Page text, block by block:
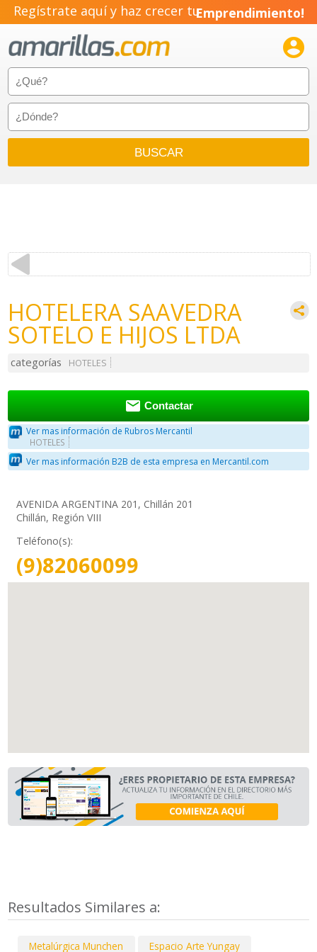
Regístrate aquí y haz crecer tuEmprendimiento!

HOTELERA SAAVEDRA
SOTELO E HIJOS LTDA
categorías HOTELES
 Contactar
Ver mas información de Rubros Mercantil
HOTELES
Ver mas información B2B de esta empresa en Mercantil.com
AVENIDA ARGENTINA 201, Chillán 201
Chillán, Región VIII
Teléfono(s):
(9)82060099
Resultados Similares a:
Metalúrgica Munchen Espacio Arte Yungay